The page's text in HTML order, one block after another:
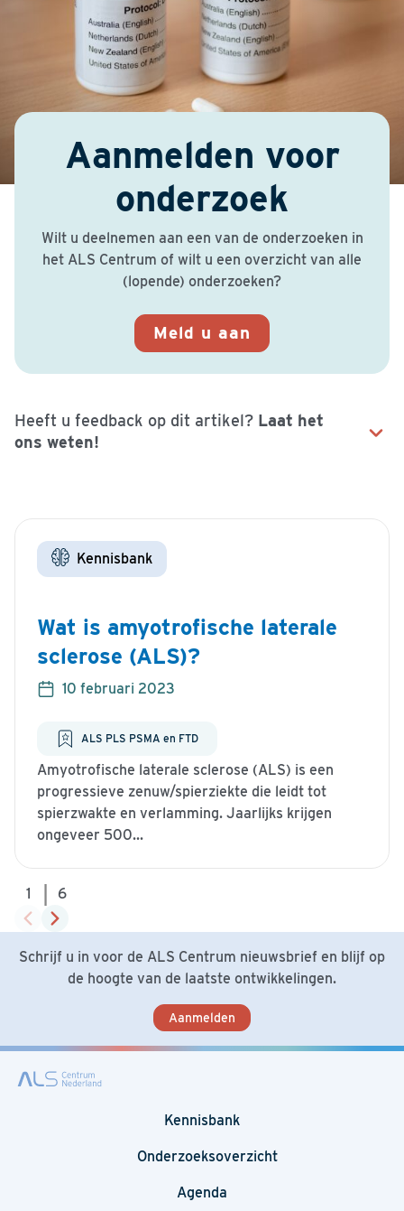
Aanmelden voor
onderzoek
Wilt u deelnemen aan een van de onderzoeken in
het ALS Centrum of wilt u een overzicht van alle
(lopende) onderzoeken?
Meld u aan
Heeft u feedback op dit artikel? Laat het
ons weten!
Uw vraag of opmerking
Kennisbank
Wat is amyotrofische laterale
sclerose (ALS)?
10 februari 2023
ALS PLS PSMA en FTD
Amyotrofische laterale sclerose (ALS) is een
progressieve zenuw/spierziekte die leidt tot
spierzwakte en verlamming. Jaarlijks krijgen
ongeveer 500...
1 6
Schrijf u in voor de ALS Centrum nieuwsbrief en blijf op
de hoogte van de laatste ontwikkelingen.
Aanmelden
Kennisbank
Onderzoeksoverzicht
Agenda